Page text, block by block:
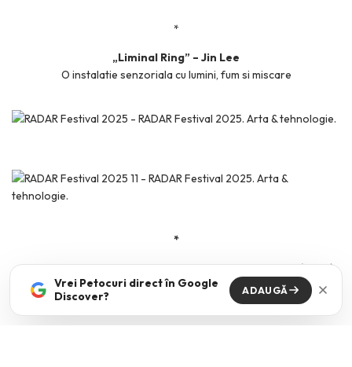
*
„Liminal Ring” – Jin Lee
O instalatie senzoriala cu lumini, fum si miscare
*
„The Pledge” – Daniela Nedovescu si Octavian Mot (Mots)
O instalatie interactiva care foloseste AI si prejudecatile legate de
ea, cu scopul de a crea un monument digital colectiv
Vrei Petocuri direct în Google
Discover?
ADAUGĂ